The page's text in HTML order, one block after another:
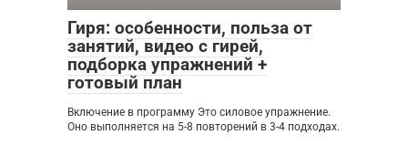
Гиря: особенности, польза от
занятий, видео с гирей,
подборка упражнений +
готовый план
Включение в программу Это силовое упражнение.
Оно выполняется на 5-8 повторений в 3-4 подходах.